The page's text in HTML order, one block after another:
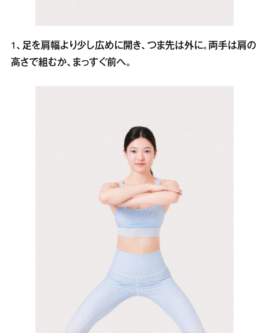
1、足を肩幅より少し広めに開き、つま先は外に。両手は肩の
高さで組むか、まっすぐ前へ。